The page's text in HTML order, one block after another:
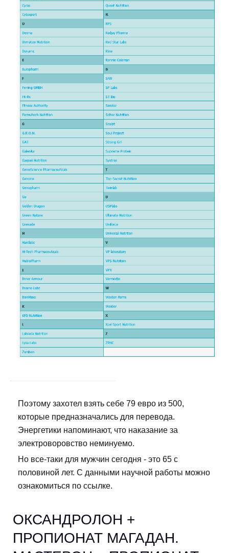
Поэтому захотел взять себе 79 евро из 500,
которые предназначались для перевода.
Энергетики напоминают, что наказание за
электроворовство неминуемо.
Но все-таки для мужчин сегодня - это 65 с
половиной лет. С данными научной работы можно
ознакомиться по ссылке.
ОКСАНДРОЛОН +
ПРОПИОНАТ МАГАДАН.